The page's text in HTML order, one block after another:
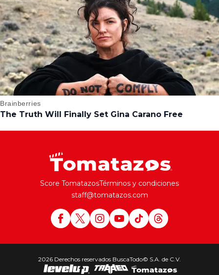
Score TomatazosTérminos y condiciones
staff@tomatazos.com
2026 Derechos reservados BuscaTodo© S.A. de C.V.